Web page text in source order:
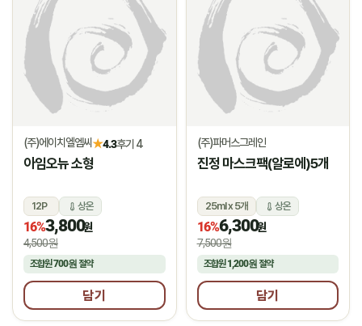
(주)에이치엘엠씨★4.3후기 4
아임오뉴 소형
12P 상온
16%3,800원
4,500원
조합원700원 절약
담기
(주)파머스그레인
진정 마스크팩(알로에)5개
25ml x 5개 상온
16%6,300원
7,500원
조합원1,200원절약
담기